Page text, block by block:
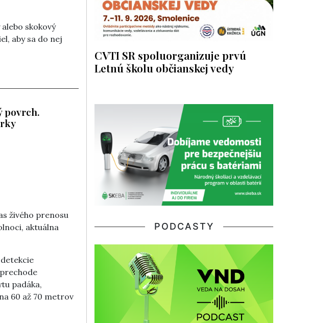
skokový
aby sa do nej
povrch.
živého prenosu
aktuálna
padáka,
60 až 70 metrov
CVTI SR spoluorganizuje prvú
Letnú školu občianskej vedy
PODCASTY